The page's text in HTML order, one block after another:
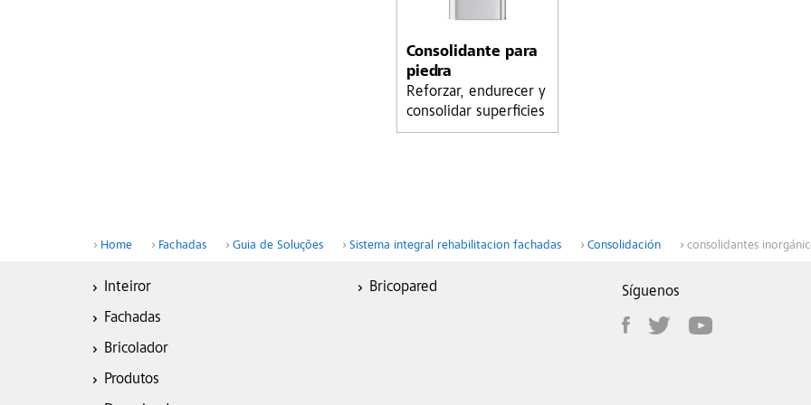
Consolidante para
piedra
Reforzar, endurecer y
consolidar superficies
Home Fachadas Guia de Soluções Sistema integral rehabilitacion fachadas Consolidación consolidantes
Inteiror
Fachadas
Bricolador
Produtos
Bricopared Síguenos